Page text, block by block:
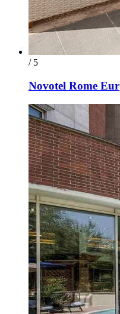
/ 5
Novotel Rome Eur